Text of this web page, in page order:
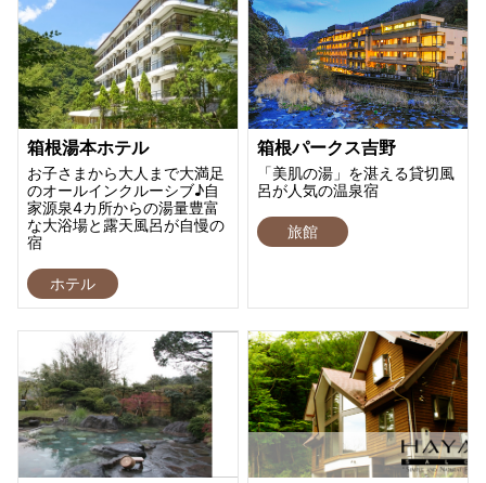
箱根湯本ホテル
お子さまから大人まで大満足
のオールインクルーシブ♪自
家源泉4カ所からの湯量豊富
な大浴場と露天風呂が自慢の
宿
ホテル
箱根パークス吉野
「美肌の湯」を湛える貸切風
呂が人気の温泉宿
旅館